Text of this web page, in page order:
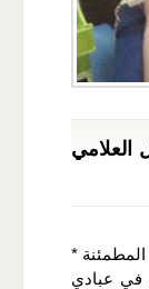
العلامي
المطمئنة *
في عبادي